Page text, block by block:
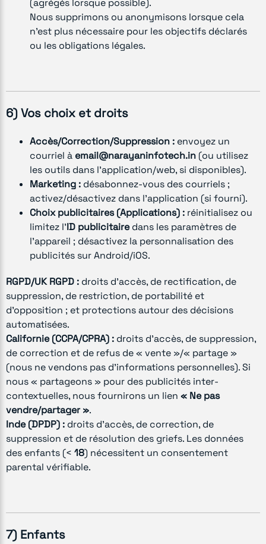
(agrégés lorsque possible).
Nous supprimons ou anonymisons lorsque cela
n’est plus nécessaire pour les objectifs déclarés
ou les obligations légales.
6) Vos choix et droits
Accès/Correction/Suppression : envoyez un
courriel à email@narayaninfotech.in (ou utilisez
les outils dans l’application/web, si disponibles).
Marketing : désabonnez-vous des courriels ;
activez/désactivez dans l’application (si fourni).
Choix publicitaires (Applications) : réinitialisez ou
limitez l’ID publicitairedans les paramètres de
l’appareil ; désactivez la personnalisation des
publicités sur Android/iOS.
RGPD/UK RGPD : droits d’accès, de rectification, de
suppression, de restriction, de portabilité et
d’opposition ; et protections autour des décisions
automatisées.
Californie (CCPA/CPRA) : droits d’accès, de suppression,
de correction et de refus de « vente »/« partage »
(nous ne vendons pas d’informations personnelles). Si
nous « partageons » pour des publicités inter-
contextuelles, nous fournirons un lien « Ne pas
vendre/partager ».
Inde (DPDP) : droits d’accès, de correction, de
suppression et de résolution des griefs. Les données
des enfants (< 18) nécessitent un consentement
parental vérifiable.
7) Enfants